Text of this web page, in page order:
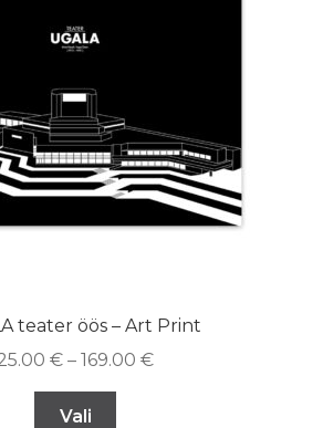
teater öös – Art Print
€ – 169.00 €
Vali